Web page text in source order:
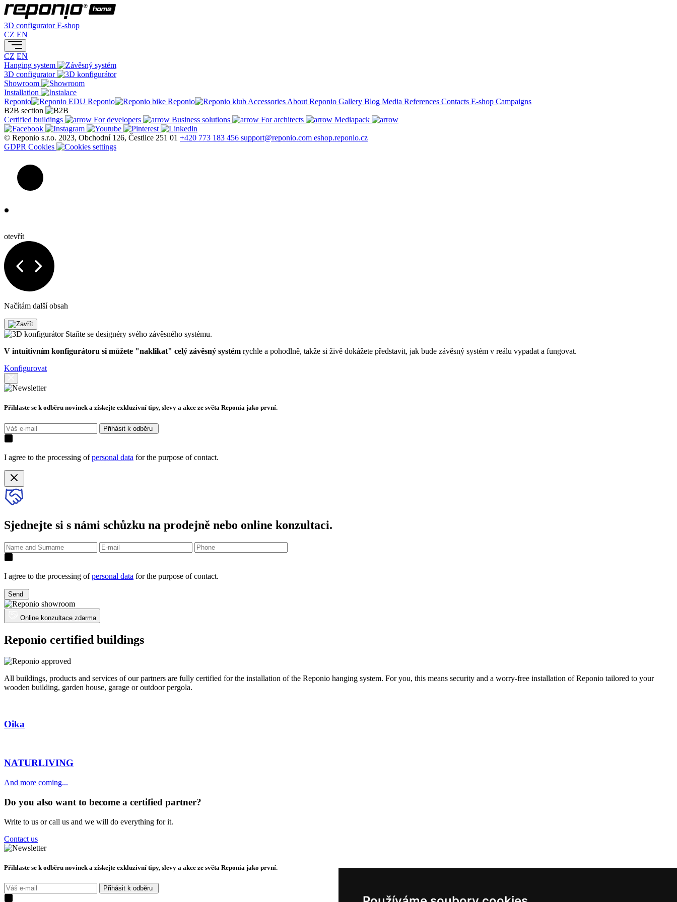
3D configuratorE-shop
CZ EN
CZ EN
Hanging system
3D configurator
Showroom
Installation
Reponio
Reponio Reponio Accessories About Reponio Gallery Blog Media References Contacts E-shop Campaigns
B2B section
Certified buildings
For developers Business solutions For architects Mediapack
© Reponio s.r.o. 2023, Obchodní 126, Čestlice 251 01 +420 773 183 456 support@reponio.com eshop.reponio.cz
GDPR Cookies
otevřít
Načítám další obsah
Staňte se designéry svého závěsného systému.
V intuitivním konfigurátoru si můžete "naklikat" celý závěsný systém rychle a pohodlně, takže si živě dokážete představit, jak bude závěsný systém v reálu vypadat a fungovat.
Konfigurovat
Přihlaste se k odběru novinek a získejte exkluzivní tipy, slevy a akce ze světa Reponia jako první.
Přihásit k odběru
I agree to the processing ofpersonal data for the purpose of contact.
Sjednejte si s námi schůzku na prodejně nebo online konzultaci.
I agree to the processing ofpersonal data for the purpose of contact.
Send
Online konzultace zdarma
Reponio certified buildings
All buildings, products and services of our partners are fully certified for the installation of the Reponio hanging system. For you, this means security and a worry-free installation of Reponio tailored to your
wooden building, garden house, garage or outdoor pergola.
Oika
NATURLIVING
And more coming...
Do you also want to become a certified partner?
Write to us or call us and we will do everything for it.
Contact us
Přihlaste se k odběru novinek a získejte exkluzivní tipy, slevy a akce ze světa Reponia jako první.
Přihásit k odběru